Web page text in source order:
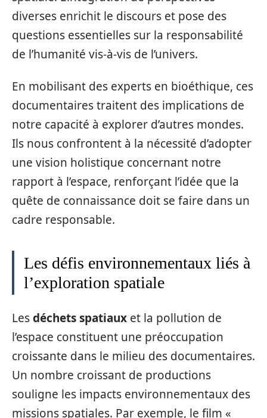
diverses enrichit le discours et pose des
questions essentielles sur la responsabilité
de l’humanité vis-à-vis de l’univers.
En mobilisant des experts en bioéthique, ces
documentaires traitent des implications de
notre capacité à explorer d’autres mondes.
Ils nous confrontent à la nécessité d’adopter
une vision holistique concernant notre
rapport à l’espace, renforçant l’idée que la
quête de connaissance doit se faire dans un
cadre responsable.
Les défis environnementaux liés à
l’exploration spatiale
Lesdéchets spatiaux et la pollution de
l’espace constituent une préoccupation
croissante dans le milieu des documentaires.
Un nombre croissant de productions
souligne les impacts environnementaux des
missions spatiales. Par exemple, le film «